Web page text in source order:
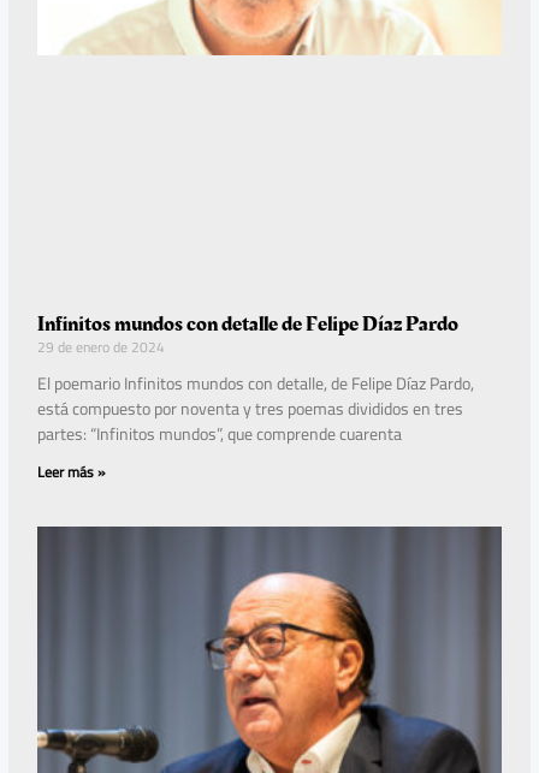
Infinitos mundos con detalle de Felipe Díaz Pardo
29 de enero de 2024
El poemario Infinitos mundos con detalle, de Felipe Díaz Pardo,
está compuesto por noventa y tres poemas divididos en tres
partes: “Infinitos mundos”, que comprende cuarenta
Leer más »